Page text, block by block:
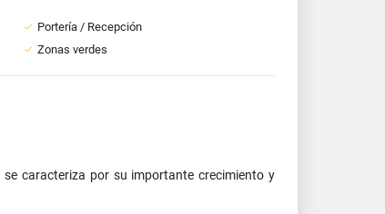
Portería / Recepción
Zonas verdes
caracteriza por su importante crecimiento y